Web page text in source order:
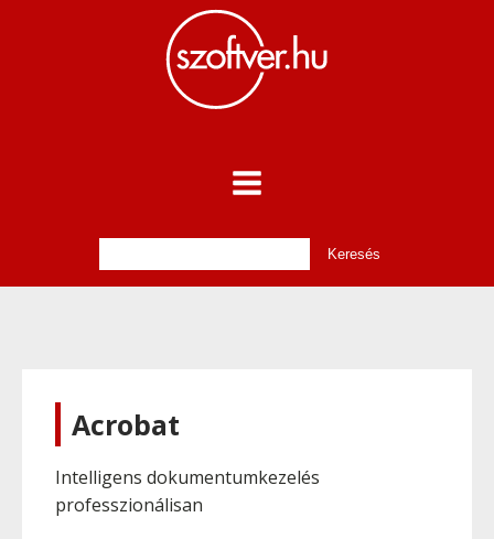
Acrobat
Intelligens dokumentumkezelés
professzionálisan